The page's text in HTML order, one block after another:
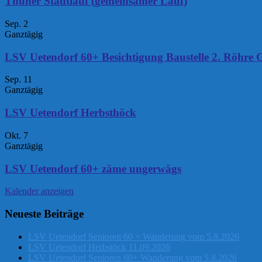
Sep. 2
Ganztägig
LSV Uetendorf 60+ Besichtigung Baustelle 2. Röhre
Sep. 11
Ganztägig
LSV Uetendorf Herbsthöck
Okt. 7
Ganztägig
LSV Uetendorf 60+ zäme ungerwägs
Kalender anzeigen
Neueste Beiträge
LSV Uetendorf Senioren 60 + Wanderung vom 5.8.2026
LSV Uetendorf Herbstöck 11.09.2026
LSV Uetendorf Senioren 60+ Wanderung vom 5.8.2026